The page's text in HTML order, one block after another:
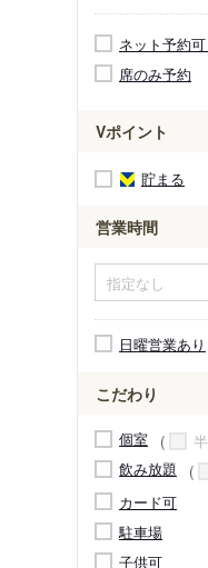
ネット予約可
席のみ予約
Vポイント
貯まる
営業時間
日曜営業あり
こだわり
個室
飲み放題
カード可
駐車場
子供可